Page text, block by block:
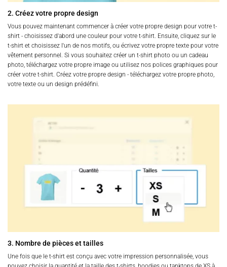
2. Créez votre propre design
Vous pouvez maintenant commencer à créer votre propre design pour votre t-
shirt - choisissez d'abord une couleur pour votre t-shirt. Ensuite, cliquez sur le
t-shirt et choisissez l'un de nos motifs, ou écrivez votre propre texte pour votre
vêtement personnel. Si vous souhaitez créer un t-shirt photo ou un cadeau
photo, téléchargez votre propre image ou utilisez nos polices graphiques pour
créer votre t-shirt. Créez votre propre design - téléchargez votre propre photo,
votre texte ou un design prédéfini.
3. Nombre de pièces et tailles
Une fois que le t-shirt est conçu avec votre impression personnalisée, vous